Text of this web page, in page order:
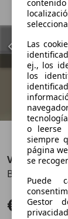
Anterior
Volvo V60
B4 Core Aut.
€
Las
ej., los
los
o leerse
siempre
página
se
Puede
Gestor